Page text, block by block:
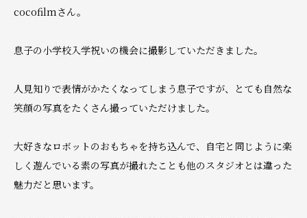
cocofilmさん。
息子の小学校入学祝いの機会に撮影していただきました。
人見知りで表情がかたくなってしまう息子ですが、とても自然な
笑顔の写真をたくさん撮っていただけました。
大好きなロボットのおもちゃを持ち込んで、自宅と同じように楽
しく遊んでいる素の写真が撮れたことも他のスタジオとは違った
魅力だと思います。